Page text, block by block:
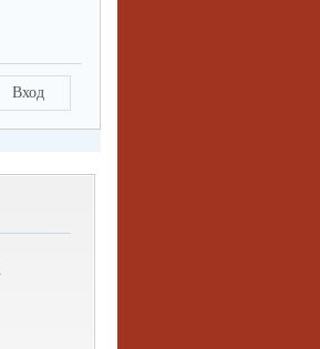
Вход